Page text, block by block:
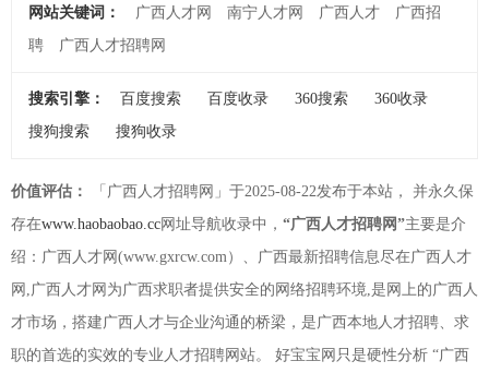
网站关键词： 广西人才网 南宁人才网 广西人才
广西招
聘
广西人才招聘网
搜索引擎： 百度搜索 百度收录 360搜索
360收录
搜狗搜索
搜狗收录
价值评估：
「广西人才招聘网」于2025-08-22发布于本站， 并永久保
存在www.haobaobao.cc网址导航收录中， “广西人才招聘网”主要是介
绍：广西人才网(www.gxrcw.com）、广西最新招聘信息尽在广西人才
网,广西人才网为广西求职者提供安全的网络招聘环境,是网上的广西人
才市场，搭建广西人才与企业沟通的桥梁，是广西本地人才招聘、求
职的首选的实效的专业人才招聘网站。 好宝宝网只是硬性分析 “广西